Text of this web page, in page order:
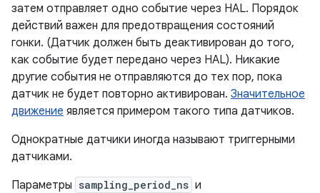
затем отправляет одно событие через HAL. Порядок
действий важен для предотвращения состояний
гонки. (Датчик должен быть деактивирован до того,
как событие будет передано через HAL). Никакие
другие события не отправляются до тех пор, пока
датчик не будет повторно активирован. Значительное
движение является примером такого типа датчиков.
Однократные датчики иногда называют триггерными
датчиками.
Параметры sampling_period_ns и